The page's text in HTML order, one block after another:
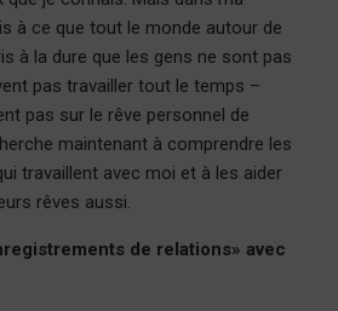
à ce que tout le monde autour de
à la dure que les gens ne sont pas
pas travailler tout le temps –
pas sur le rêve personnel de
maintenant à comprendre les
travaillent avec moi et à les aider
rêves aussi.
de relations» avec